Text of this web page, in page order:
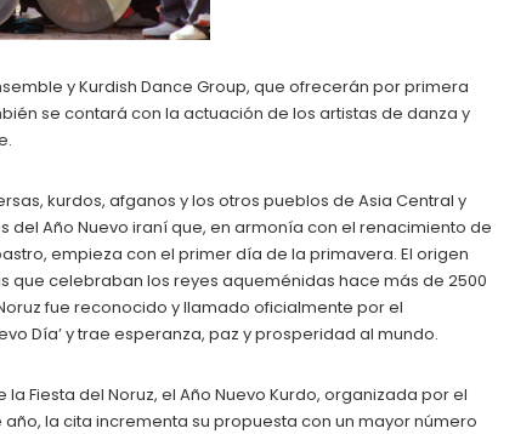
y Kurdish Dance Group, que ofrecerán por primera
se contará con la actuación de los artistas de danza y
kurdos, afganos y los otros pueblos de Asia Central y
del Año Nuevo iraní que, en armonía con el renacimiento de
empieza con el primer día de la primavera. El origen
celebraban los reyes aqueménidas hace más de 2500
fue reconocido y llamado oficialmente por el
Día’ y trae esperanza, paz y prosperidad al mundo.
Fiesta del Noruz, el Año Nuevo Kurdo, organizada por el
año, la cita incrementa su propuesta con un mayor número